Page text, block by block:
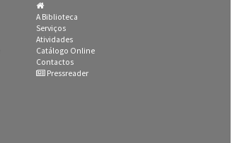
A Biblioteca
Serviços
Atividades
Catálogo Online
Contactos
Pressreader